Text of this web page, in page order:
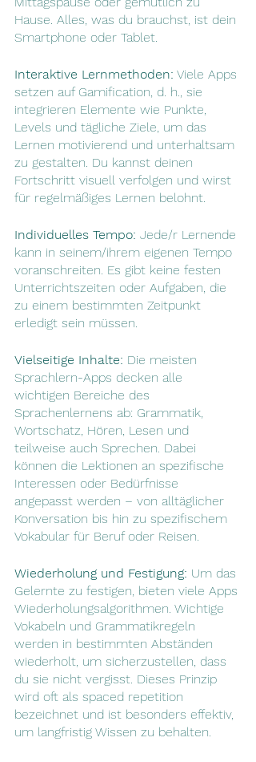
Hause. Alles, was du brauchst, ist dein
Smartphone oder Tablet.
Interaktive Lernmethoden: Viele Apps
setzen auf Gamification, d. h., sie
integrieren Elemente wie Punkte,
Levels und tägliche Ziele, um das
Lernen motivierend und unterhaltsam
zu gestalten. Du kannst deinen
Fortschritt visuell verfolgen und wirst
für regelmäßiges Lernen belohnt.
Individuelles Tempo: Jede/r Lernende
kann in seinem/ihrem eigenen Tempo
voranschreiten. Es gibt keine festen
Unterrichtszeiten oder Aufgaben, die
zu einem bestimmten Zeitpunkt
erledigt sein müssen.
Vielseitige Inhalte: Die meisten
Sprachlern-Apps decken alle
wichtigen Bereiche des
Sprachenlernens ab: Grammatik,
Wortschatz, Hören, Lesen und
teilweise auch Sprechen. Dabei
können die Lektionen an spezifische
Interessen oder Bedürfnisse
angepasst werden – von alltäglicher
Konversation bis hin zu spezifischem
Vokabular für Beruf oder Reisen.
Wiederholung und Festigung: Um das
Gelernte zu festigen, bieten viele Apps
Wiederholungsalgorithmen. Wichtige
Vokabeln und Grammatikregeln
werden in bestimmten Abständen
wiederholt, um sicherzustellen, dass
du sie nicht vergisst. Dieses Prinzip
wird oft als spaced repetition
bezeichnet und ist besonders effektiv,
um langfristig Wissen zu behalten.